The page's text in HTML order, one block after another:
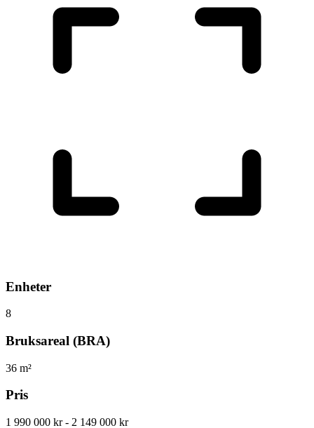
Enheter
8
Bruksareal (BRA)
36 m²
Pris
1 990 000 kr- 2 149 000 kr